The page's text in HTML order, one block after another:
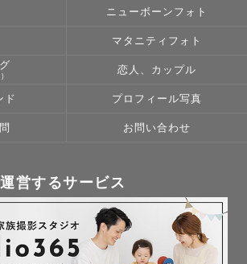
ニューボーンフォト
マタニティフォト
)
恋人、カップル
ド プロフィール写真
お問い合わせ
営するサービス